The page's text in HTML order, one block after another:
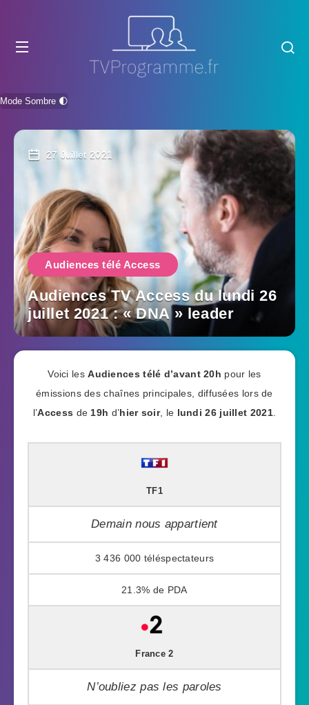
Mode Sombre 🌓
27 Juillet 2021
Audiences télé Access
Audiences TV Access du lundi 26
juillet 2021 : « DNA » leader
Voici lesAudiences télé d’avant 20h pour les
émissions des chaînes principales, diffusées lors de
l’Access de 19h d’hier soir, le lundi 26 juillet 2021.
TF1
Demain nous appartient
3 436 000
21.3%
France 2
N’oubliez pas les paroles